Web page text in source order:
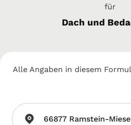
für
Dach und
Alle Angaben in diesem
66877 Ramstein-